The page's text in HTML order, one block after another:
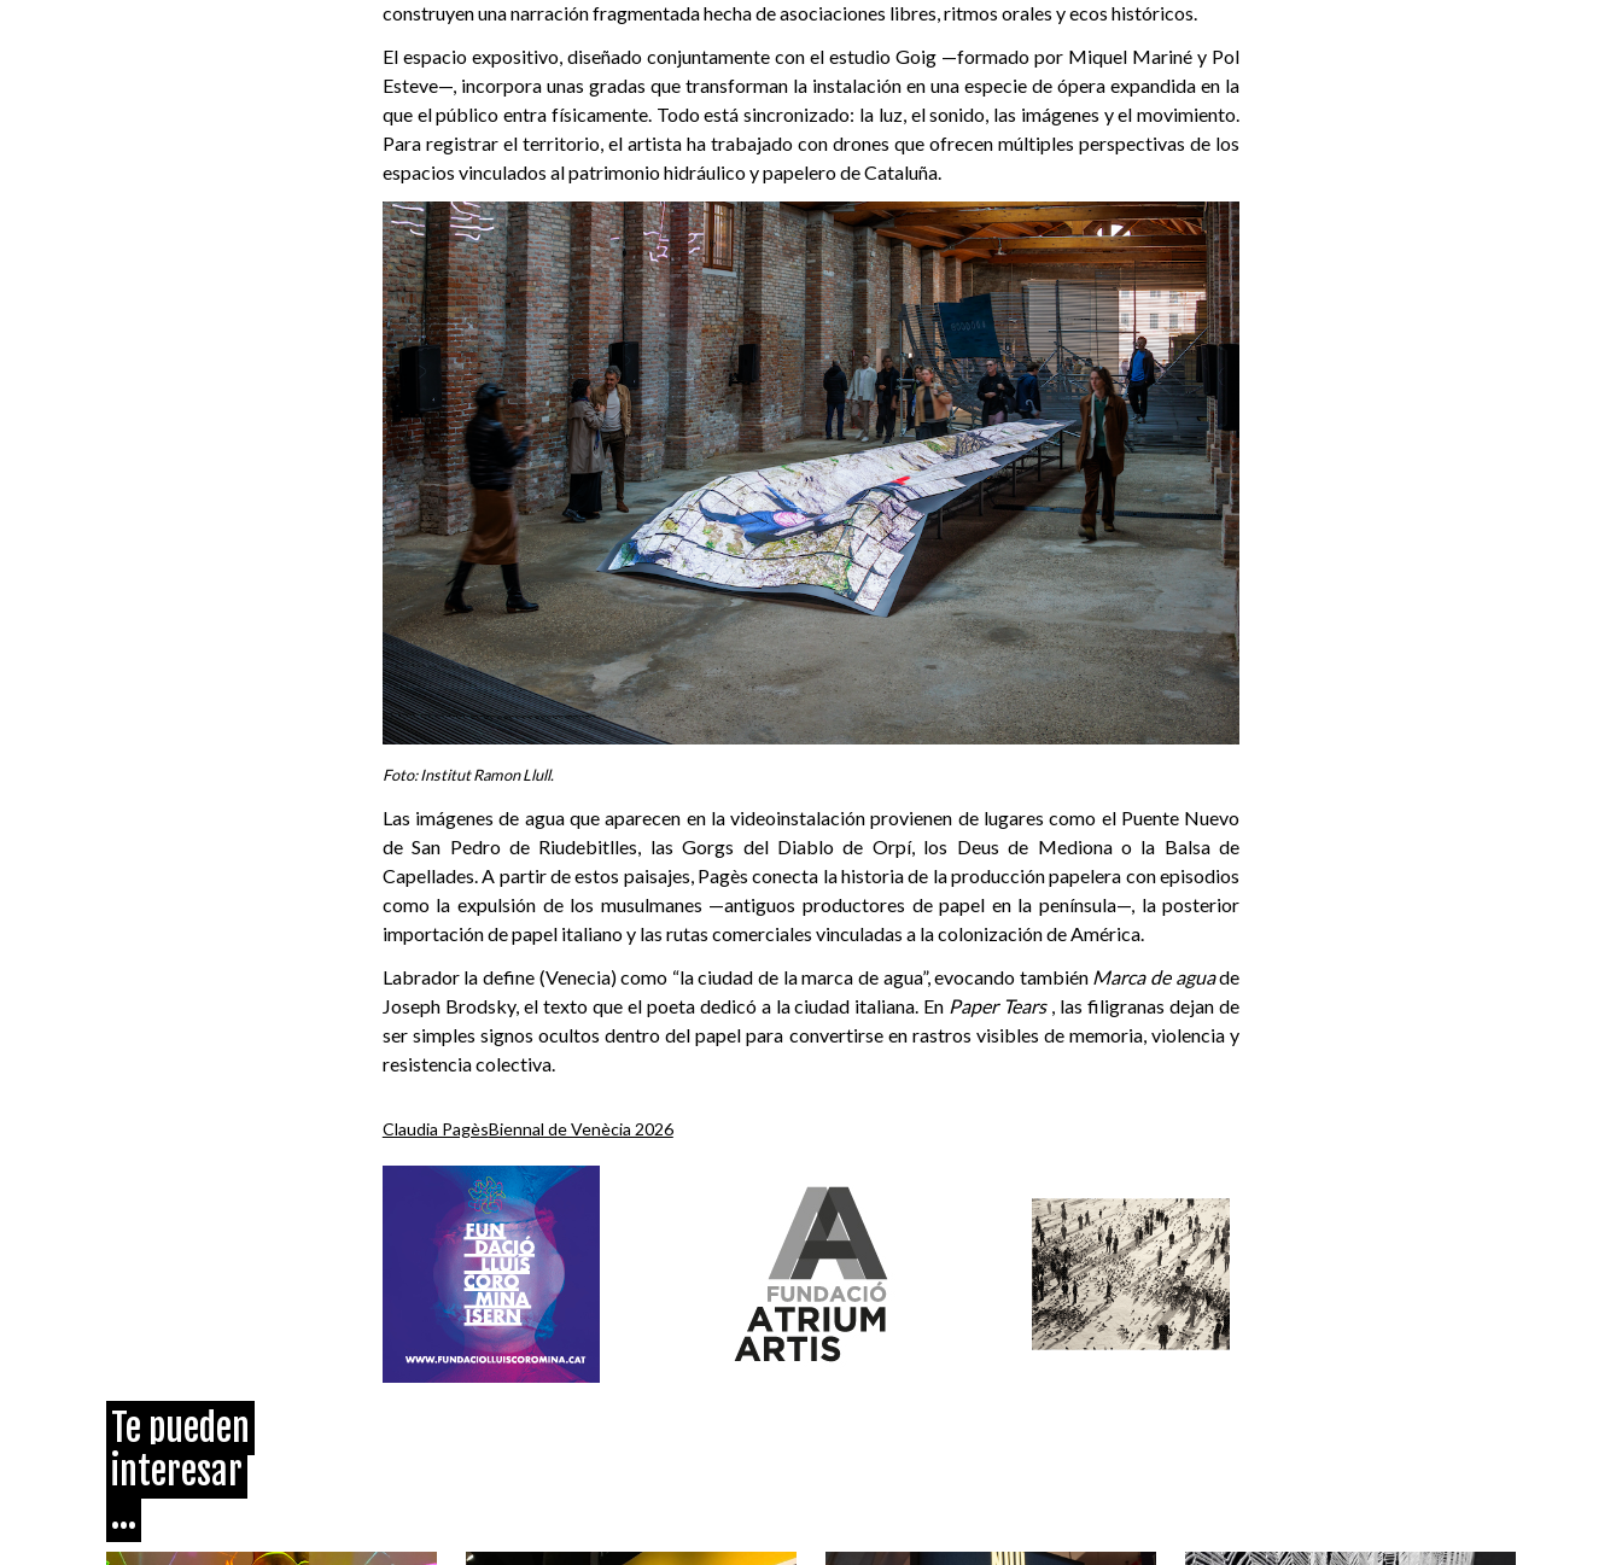
construyen una narración fragmentada hecha de asociaciones libres, ritmos orales y ecos históricos.
El espacio expositivo, diseñado conjuntamente con el estudio Goig —formado por Miquel Mariné y Pol
Esteve—, incorpora unas gradas que transforman la instalación en una especie de ópera expandida en la
que el público entra físicamente. Todo está sincronizado: la luz, el sonido, las imágenes y el movimiento.
Para registrar el territorio, el artista ha trabajado con drones que ofrecen múltiples perspectivas de los
espacios vinculados al patrimonio hidráulico y papelero de Cataluña.
Foto: Institut Ramon Llull.
Las imágenes de agua que aparecen en la videoinstalación provienen de lugares como el Puente Nuevo
de San Pedro de Riudebitlles, las Gorgs del Diablo de Orpí, los Deus de Mediona o la Balsa de
Capellades. A partir de estos paisajes, Pagès conecta la historia de la producción papelera con episodios
como la expulsión de los musulmanes —antiguos productores de papel en la península—, la posterior
importación de papel italiano y las rutas comerciales vinculadas a la colonización de América.
Labrador la define (Venecia) como “la ciudad de la marca de agua”, evocando también Marca de aguade
Joseph Brodsky, el texto que el poeta dedicó a la ciudad italiana. En Paper Tears, las filigranas dejan de
ser simples signos ocultos dentro del papel para convertirse en rastros visibles de memoria, violencia y
resistencia colectiva.
Claudia PagèsBiennal de Venècia 2026
Te pueden
interesar
...